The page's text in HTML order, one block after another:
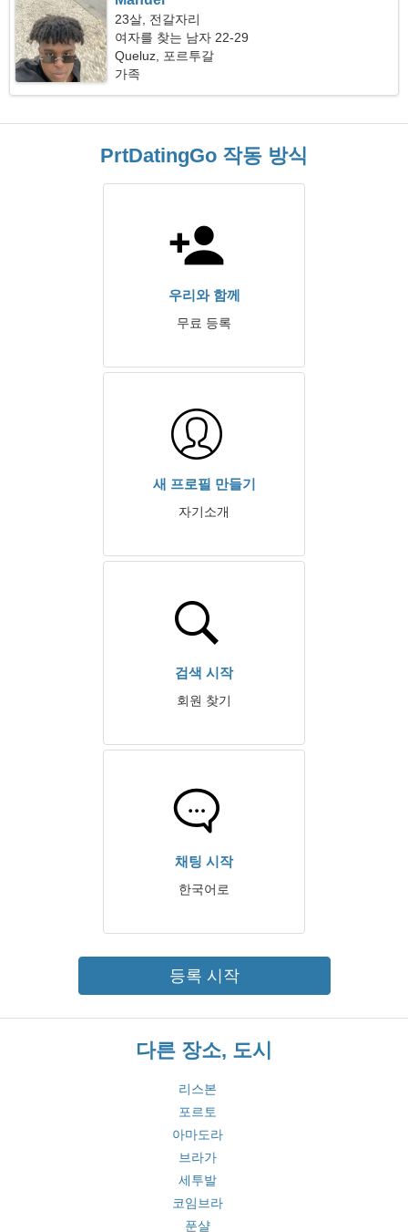
23살, 전갈자리
여자를 찾는 남자 22-29
Queluz, 포르투갈
가족
PrtDatingGo 작동 방식
우리와 함께
무료 등록
새 프로필 만들기
자기소개
검색 시작
회원 찾기
채팅 시작
한국어로
등록 시작
다른 장소, 도시
리스본
포르토
아마도라
브라가
세투발
코임브라
푼샬